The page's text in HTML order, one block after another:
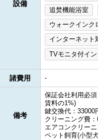
設備
追焚機能浴室
ウォークインク
インターネット
TVモニタ付イ
諸費用 -
備考
保証会社利用必
賃料の1%)
鍵交換代：33000
クリーニング費：
エアコンクリー
ペット飼育(小型